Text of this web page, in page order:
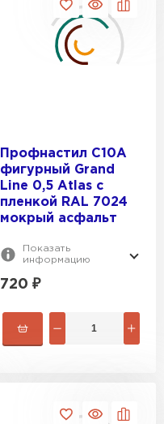
Профнастил С10A
фигурный Grand
Line 0,5 Atlas с
пленкой RAL 7024
мокрый асфальт
Показать
информацию
720 ₽